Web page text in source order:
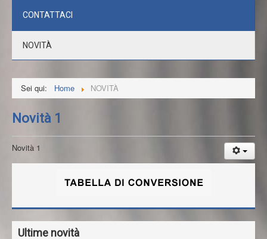
CONTATTACI
NOVITÀ
Sei qui: Home NOVITÀ
Novità 1
Novità 1
Ultime novità